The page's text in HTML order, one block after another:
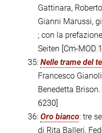
Gattinara,
Gianni Marussi,
; con la
Seiten [Cm-MOD
35: Nelle trame del
Francesco
Benedetta
6230]
36: Oro bianco: tre
di Rita Balleri,